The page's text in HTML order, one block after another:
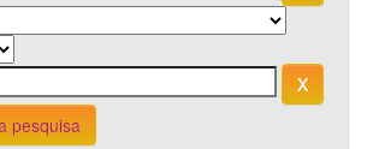
pesquisa